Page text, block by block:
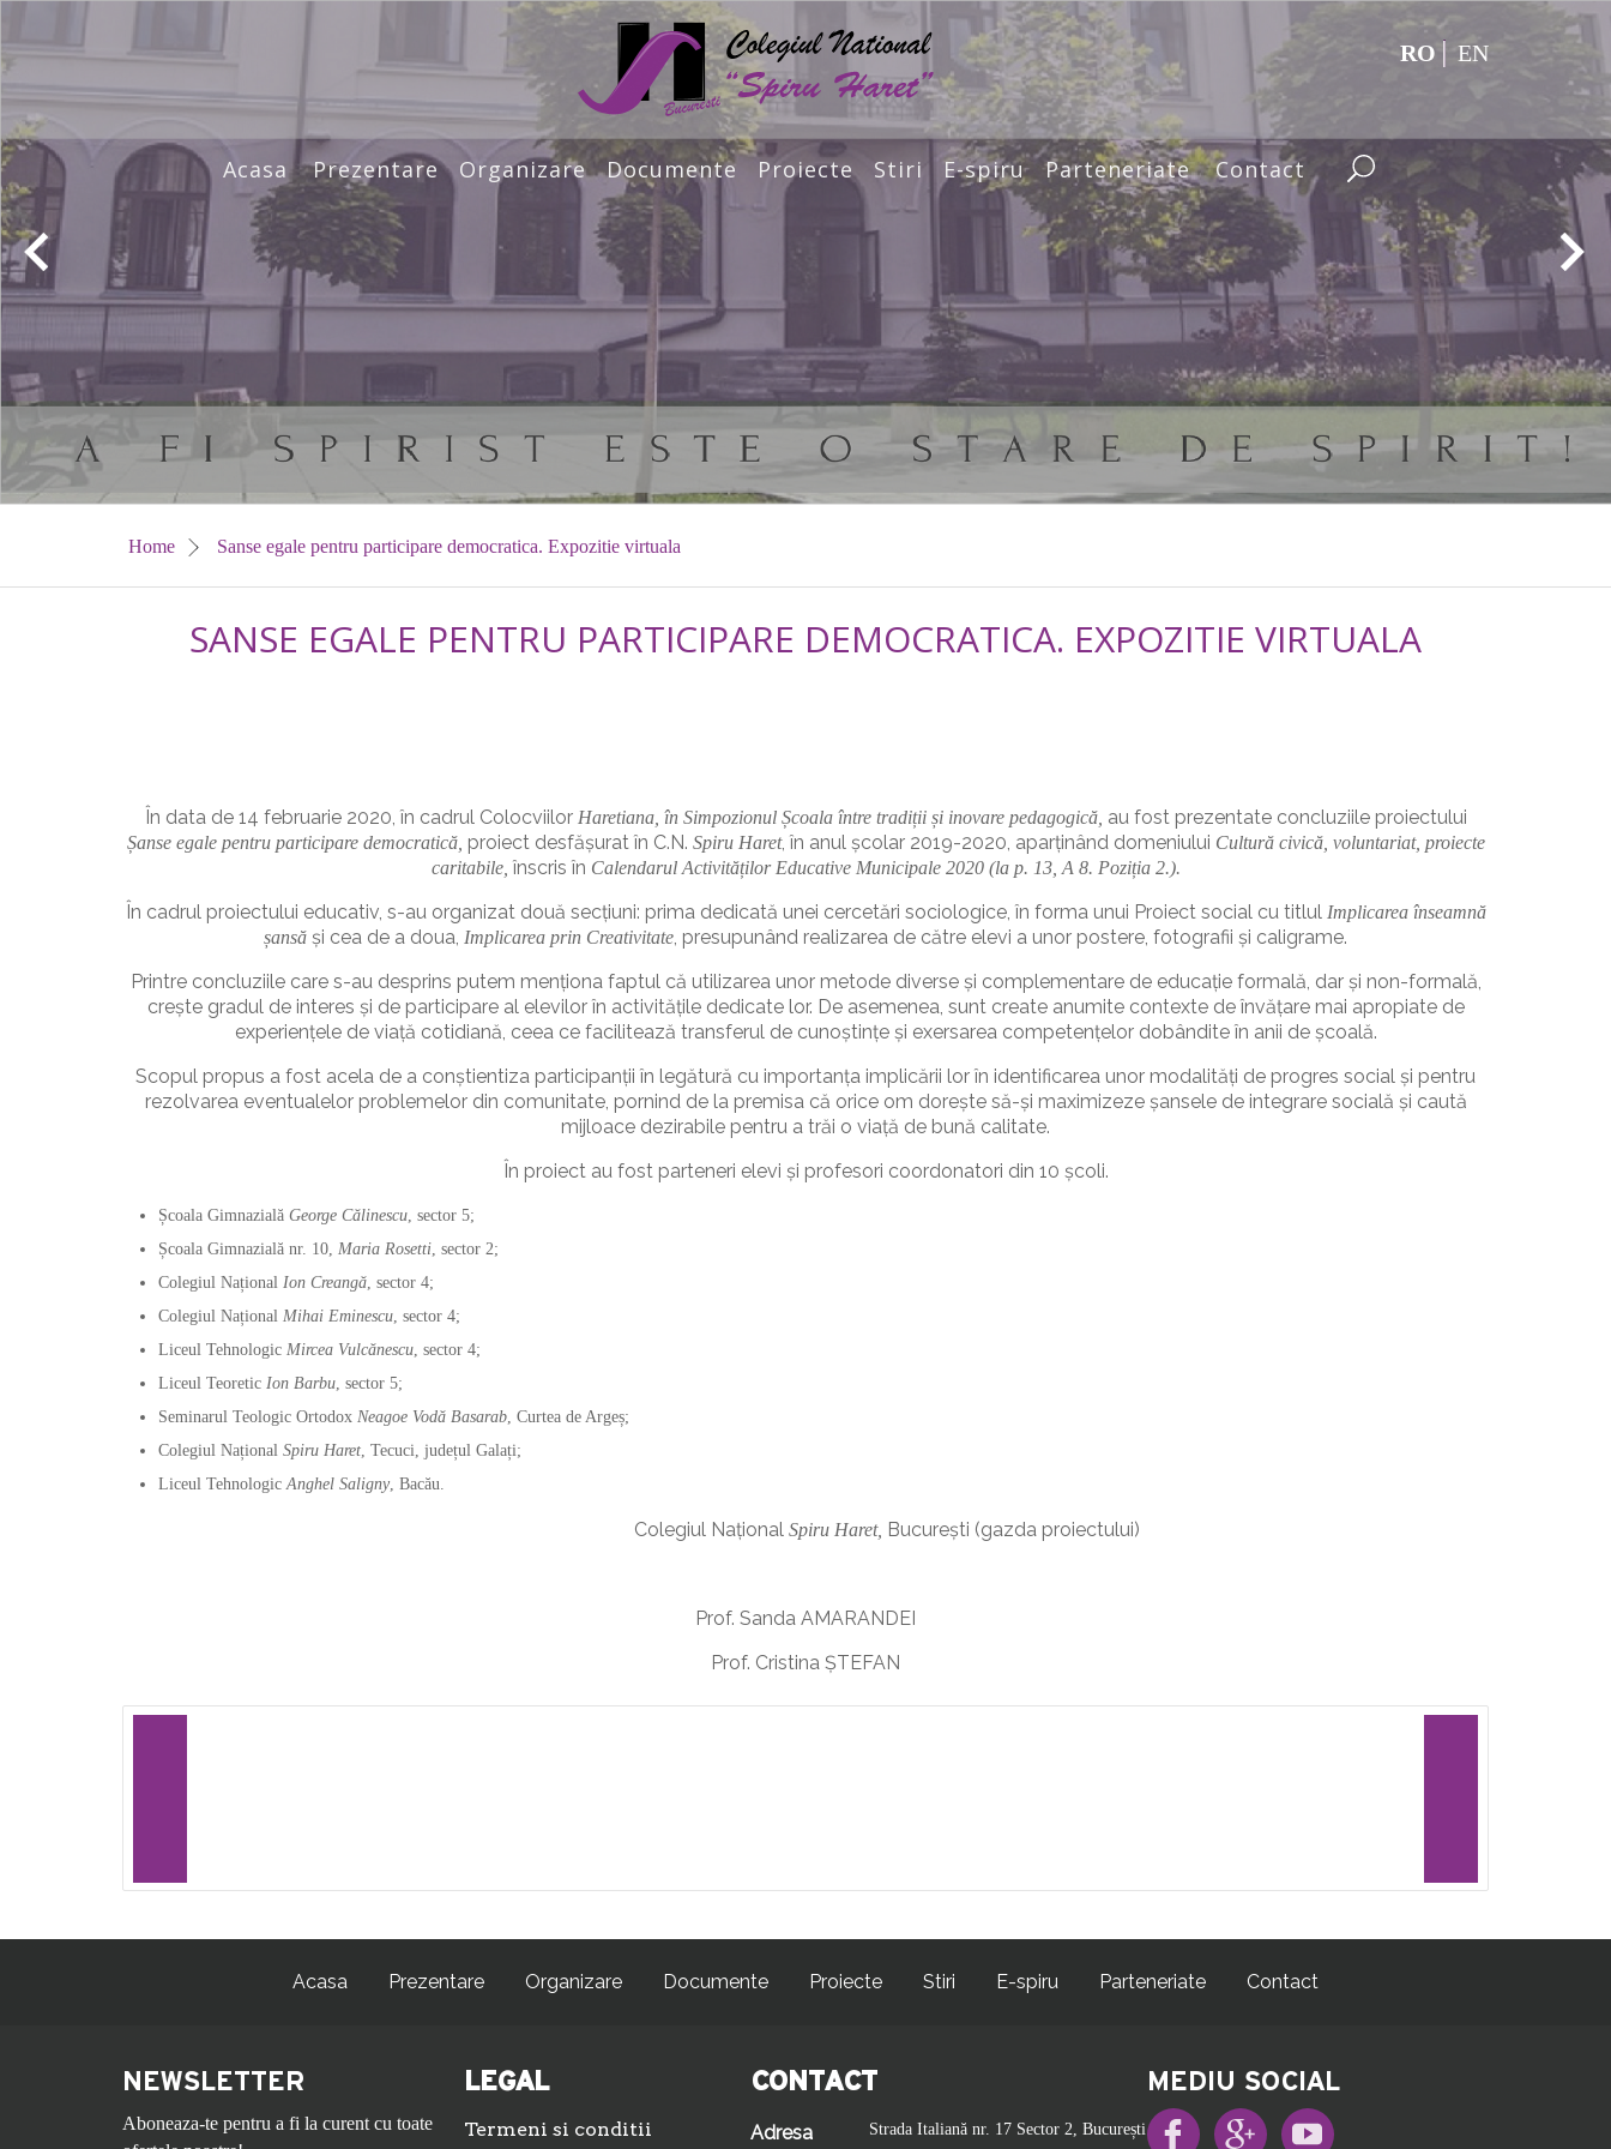
RO EN
Acasa Prezentare Organizare Documente Proiecte Stiri E-spiru Parteneriate Contact
Home Sanse egale pentru participare democratica. Expozitie virtuala
SANSE EGALE PENTRU PARTICIPARE DEMOCRATICA. EXPOZITIE VIRTUALA
În data de 14 februarie 2020, în cadrul Colocviilor Haretiana, în Simpozionul Școala între tradiții și inovare pedagogică, au fost prezentate concluziile proiectului
Șanse egale pentru participare democratică, proiect desfășurat în C.N. Spiru Haret, în anul școlar 2019-2020, aparținând domeniului Cultură civică, voluntariat, proiecte
caritabile,înscris în Calendarul Activităților Educative Municipale 2020 (la p. 13, A 8. Poziția 2.).
În cadrul proiectului educativ, s-au organizat două secțiuni: prima dedicată unei cercetări sociologice, în forma unui Proiect social cu titlul Implicarea înseamnă
șansă și cea de a doua, Implicarea prin Creativitate, presupunând realizarea de către elevi a unor postere, fotografii și caligrame.
Printre concluziile care s-au desprins putem menționa faptul că utilizarea unor metode diverse și complementare de educație formală, dar și non-formală,
crește gradul de interes și de participare al elevilor în activitățile dedicate lor. De asemenea, sunt create anumite contexte de învățare mai apropiate de
experiențele de viață cotidiană, ceea ce facilitează transferul de cunoștințe și exersarea competențelor dobândite în anii de școală.
Scopul propus a fost acela de a conștientiza participanții în legătură cu importanța implicării lor în identificarea unor modalități de progres social și pentru
rezolvarea eventualelor problemelor din comunitate, pornind de la premisa că orice om dorește să-și maximizeze șansele de integrare socială și caută
mijloace dezirabile pentru a trăi o viață de bună calitate.
În proiect au fost parteneri elevi și profesori coordonatori din 10 școli.
Școala Gimnazială George Călinescu, sector 5;
Școala Gimnazială nr. 10, Maria Rosetti, sector 2;
Colegiul Național Ion Creangă, sector 4;
Colegiul Național Mihai Eminescu, sector 4;
Liceul Tehnologic Mircea Vulcănescu, sector 4;
Liceul Teoretic Ion Barbu, sector 5;
Seminarul Teologic Ortodox Neagoe Vodă Basarab, Curtea de Argeș;
Colegiul Național Spiru Haret, Tecuci, județul Galați;
Liceul TehnologicAnghel Saligny, Bacău.
Colegiul Național Spiru Haret, București (gazda proiectului)
Prof. Sanda AMARANDEI
Prof. Cristina ȘTEFAN
Acasa Prezentare Organizare Documente Proiecte Stiri E-spiru Parteneriate Contact
NEWSLETTER
Aboneaza-te pentru a fi la curent cu toate
LEGAL
Termeni si conditii
CONTACT
Adresa Strada Italiană nr. 17 Sector 2, București
MEDIU SOCIAL